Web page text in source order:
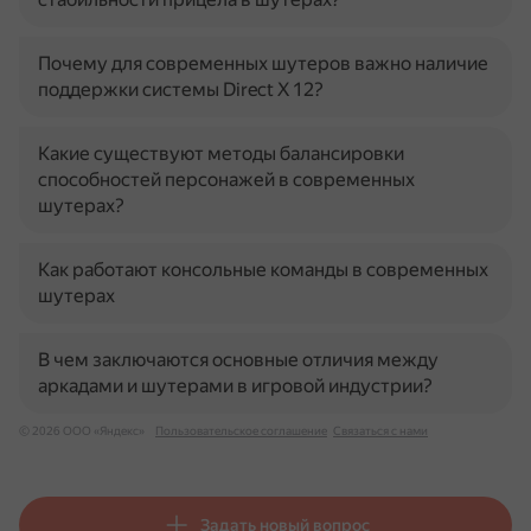
Почему для современных шутеров важно наличие
поддержки системы Direct X 12?
Какие существуют методы балансировки
способностей персонажей в современных
шутерах?
Как работают консольные команды в современных
шутерах
В чем заключаются основные отличия между
аркадами и шутерами в игровой индустрии?
© 2026 ООО «Яндекс» Пользовательское соглашение Связаться с нами
Задать новый вопрос